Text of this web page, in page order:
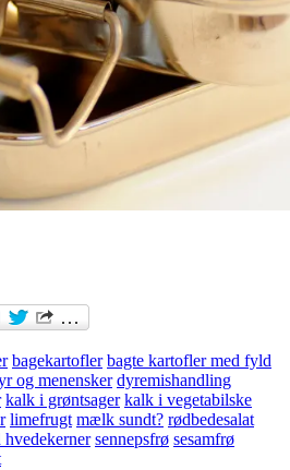
bagekartofler bagte kartofler med fyld
og menensker dyremishandling
kalk i grøntsager kalk i vegetabilske
limefrugt mælk sundt? rødbedesalat
hvedekerner sennepsfrø sesamfrø